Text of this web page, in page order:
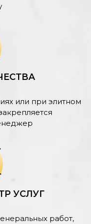
или при элитном
УСЛУГ
работ,